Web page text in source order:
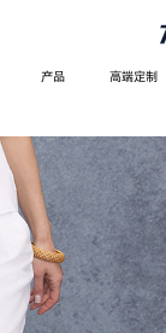
产品 高端定制